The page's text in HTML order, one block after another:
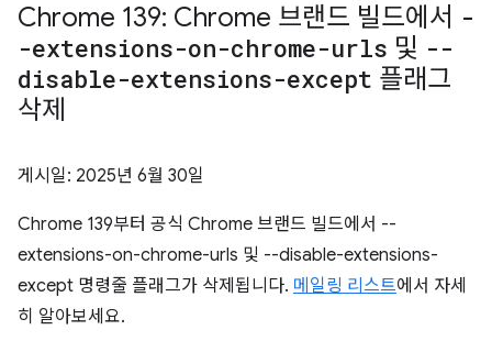
Chrome 139: Chrome 브랜드 빌드에서 -
-extensions-on-chrome-urls 및 --
disable-extensions-except 플래그
삭제
게시일: 2025년 6월 30일
Chrome 139부터 공식 Chrome 브랜드 빌드에서 --
extensions-on-chrome-urls 및 --disable-extensions-
except 명령줄 플래그가 삭제됩니다. 메일링 리스트에서 자세
히 알아보세요.